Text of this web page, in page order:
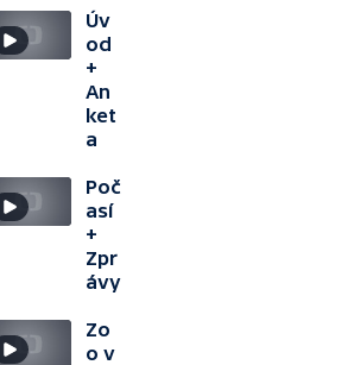
Úv
od
+
An
ket
a
Poč
así
+
Zpr
ávy
Zo
o v